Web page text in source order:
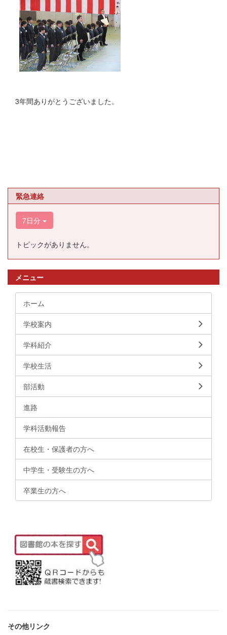
3年間ありがとうございました。
緊急連絡
7日分
トピックがありません。
メニュー
ホーム
学校案内
学科紹介
学校生活
部活動
進路
学科活動報告
在校生・保護者の方へ
中学生・受験生の方へ
卒業生の方へ
その他リンク